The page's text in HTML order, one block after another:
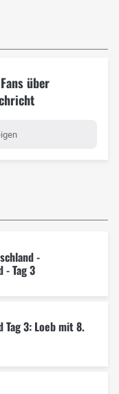
über
-
- Tag 3
Tag 3: Loeb mit 8.